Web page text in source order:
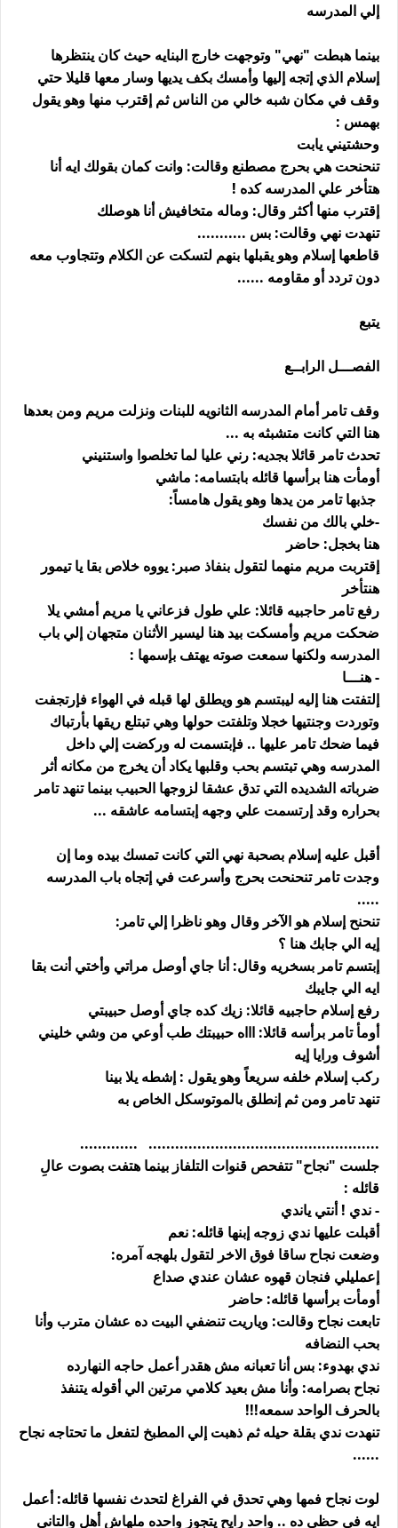
إلي المدرسه
بينما هبطت "نهي" وتوجهت خارج البنايه حيث كان ينتظرها
إسلام الذي إتجه إليها وأمسك بكف يديها وسار معها قليلا حتي
وقف في مكان شبه خالي من الناس ثم إقترب منها وهو يقول
بهمس :
وحشتيني يابت
تنحنحت هي بحرج مصطنع وقالت: وانت كمان بقولك ايه أنا
هتأخر علي المدرسه كده !
إقترب منها أكثر وقال: وماله متخافيش أنا هوصلك
تنهدت نهي وقالت: بس ...........
قاطعها إسلام وهو يقبلها بنهم لتسكت عن الكلام وتتجاوب معه
دون تردد أو مقاومه ......
يتبع
الفصـــل الرابــع
وقف تامر أمام المدرسه الثانويه للبنات ونزلت مريم ومن بعدها
هنا التي كانت متشبثه به ...
تحدث تامر قائلا بجديه: رني عليا لما تخلصوا واستنيني
أومأت هنا برأسها قائله بابتسامه: ماشي
جذبها تامر من يدها وهو يقول هامساً:
-خلي بالك من نفسك
هنا بخجل: حاضر
إقتربت مريم منهما لتقول بنفاذ صبر: يووه خلاص بقا يا تيمور
هنتأخر
رفع تامر حاجبيه قائلا: علي طول فزعاني يا مريم أمشي يلا
ضحكت مريم وأمسكت بيد هنا ليسير الأثنان متجهان إلي باب
المدرسه ولكنها سمعت صوته يهتف بإسمها :
- هنـــا
إلتفتت هنا إليه ليبتسم هو ويطلق لها قبله في الهواء فإرتجفت
وتوردت وجنتيها خجلا وتلفتت حولها وهي تبتلع ريقها بأرتباك
فيما ضحك تامر عليها .. فإبتسمت له وركضت إلي داخل
المدرسه وهي تبتسم بحب وقلبها يكاد أن يخرج من مكانه أثر
ضرباته الشديده التي تدق عشقا لزوجها الحبيب بينما تنهد تامر
بحراره وقد إرتسمت علي وجهه إبتسامه عاشقه ...
أقبل عليه إسلام بصحبة نهي التي كانت تمسك بيده وما إن
وجدت تامر تنحنحت بحرج وأسرعت في إتجاه باب المدرسه
.....
تنحنح إسلام هو الآخر وقال وهو ناظرا إلي تامر:
إيه الي جابك هنا ؟
إبتسم تامر بسخريه وقال: أنا جاي أوصل مراتي وأختي أنت بقا
ايه الي جايبك
رفع إسلام حاجبيه قائلا: زيك كده جاي أوصل حبيبتي
أومأ تامر برأسه قائلا: اااه حبيبتك طب أوعي من وشي خليني
أشوف ورايا إيه
ركب إسلام خلفه سريعاً وهو يقول : إشطه يلا بينا
تنهد تامر ومن ثم إنطلق بالموتوسكل الخاص به
.................................................... .............
جلست "نجاح" تتفحص قنوات التلفاز بينما هتفت بصوت عالِ
قائله :
- ندي ! أنتي ياندي
أقبلت عليها ندي زوجه إبنها قائله: نعم
وضعت نجاح ساقا فوق الاخر لتقول بلهجه آمره:
إعمليلي فنجان قهوه عشان عندي صداع
أومأت برأسها قائله: حاضر
تابعت نجاح وقالت: وياريت تنضفي البيت ده عشان مترب وأنا
بحب النضافه
ندي بهدوء: بس أنا تعبانه مش هقدر أعمل حاجه النهارده
نجاح بصرامه: وأنا مش بعيد كلامي مرتين الي أقوله يتنفذ
بالحرف الواحد سمعه!!!
تنهدت ندي بقلة حيله ثم ذهبت إلي المطبخ لتفعل ما تحتاجه نجاح
......
لوت نجاح فمها وهي تحدق في الفراغ لتحدث نفسها قائله: أعمل
ايه في حظي ده .. واحد رايح يتجوز واحده ملهاش أهل والتاني